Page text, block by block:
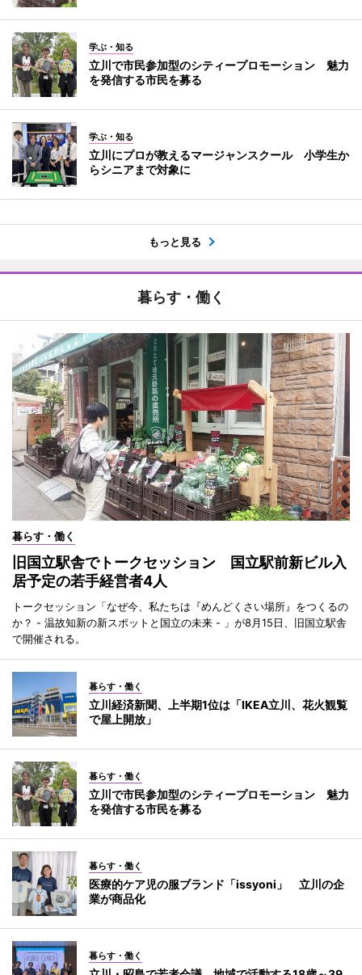
学ぶ・知る
立川で市民参加型のシティープロモーション 魅力
を発信する市民を募る
学ぶ・知る
立川にプロが教えるマージャンスクール 小学生か
らシニアまで対象に
もっと見る
暮らす・働く
暮らす・働く
旧国立駅舎でトークセッション 国立駅前新ビル入
居予定の若手経営者4人
トークセッション「なぜ今、私たちは『めんどくさい場所』をつくるの
か？ - 温故知新の新スポットと国立の未来 - 」が8月15日、旧国立駅舎
で開催される。
暮らす・働く
立川経済新聞、上半期1位は「IKEA立川、花火観覧
で屋上開放」
暮らす・働く
立川で市民参加型のシティープロモーション 魅力
を発信する市民を募る
暮らす・働く
医療的ケア児の服ブランド「issyoni」 立川の企
業が商品化
暮らす・働く